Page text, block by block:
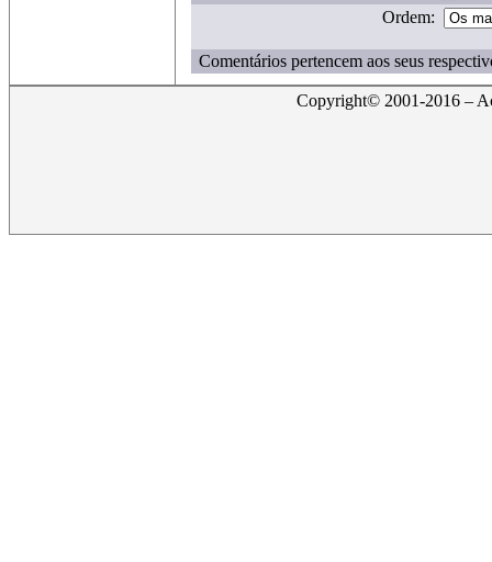
Ordem:
Comentários pertencem aos seus
Copyright© 2001-2016 –